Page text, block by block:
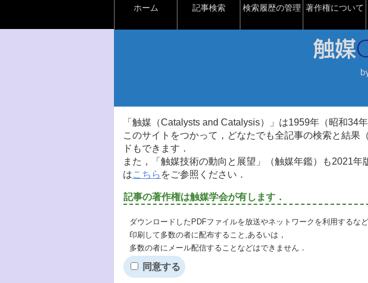
ホーム 記事検索 検索履歴の管理 著作権について
「触媒（Catalysts and Catalysis）」は1959年（昭和34
このサイトをつかって，どなたでも全記事の検索と結果
ドもできます．
また，「触媒技術の動向と展望」（触媒年鑑）も2021
はこちら をご参照ください．
記事の著作権は触媒学会が有します．
ダウンロードしたPDFファイルを放送やネットワークを利用するな
印刷して多数の者に配布すること,あるいは，
多数の者にメール配信することなどはできません．
同意する